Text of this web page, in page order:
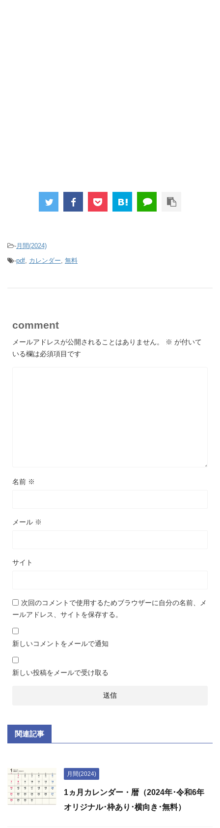
-月間(2024)
-pdf, カレンダー, 無料
comment
メールアドレスが公開されることはありません。 ※ が付いて
いる欄は必須項目です
名前 ※
メール ※
サイト
次回のコメントで使用するためブラウザーに自分の名前、メ
ールアドレス、サイトを保存する。
新しいコメントをメールで通知
新しい投稿をメールで受け取る
関連記事
月間(2024)
1ヵ月カレンダー・暦（2024年･令和6年
オリジナル･枠あり･横向き･無料）